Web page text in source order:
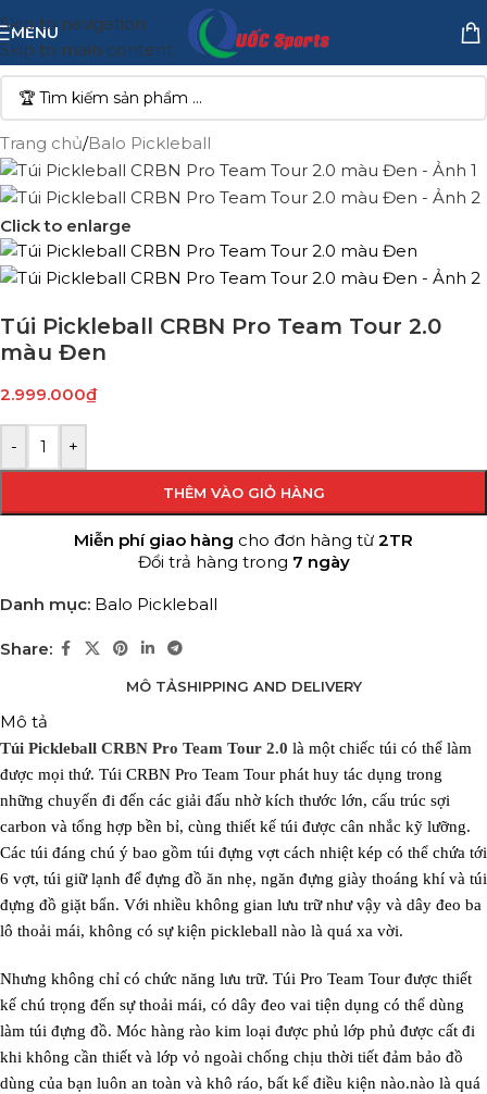
Skip to navigation
Skip to main content
MENU
Trang chủ/Balo Pickleball
Click to enlarge
Túi Pickleball CRBN Pro Team Tour 2.0
màu Đen
2.999.000₫
- +
THÊM VÀO GIỎ HÀNG
Miễn phí giao hàng cho đơn hàng từ 2TR
Đổi trả hàng trong 7 ngày
Danh mục: Balo Pickleball
Share:
MÔ TẢSHIPPING AND DELIVERY
Mô tả
Túi Pickleball CRBN Pro Team Tour 2.0 là một chiếc túi có thể làm
được mọi thứ. Túi CRBN Pro Team Tour phát huy tác dụng trong
những chuyến đi đến các giải đấu nhờ kích thước lớn, cấu trúc sợi
carbon và tổng hợp bền bỉ, cùng thiết kế túi được cân nhắc kỹ lưỡng.
Các túi đáng chú ý bao gồm túi đựng vợt cách nhiệt kép có thể chứa tới
6 vợt, túi giữ lạnh để đựng đồ ăn nhẹ, ngăn đựng giày thoáng khí và túi
đựng đồ giặt bẩn. Với nhiều không gian lưu trữ như vậy và dây đeo ba
lô thoải mái, không có sự kiện pickleball nào là quá xa vời.
Nhưng không chỉ có chức năng lưu trữ. Túi Pro Team Tour được thiết
kế chú trọng đến sự thoải mái, có dây đeo vai tiện dụng có thể dùng
làm túi đựng đồ. Móc hàng rào kim loại được phủ lớp phủ được cất đi
khi không cần thiết và lớp vỏ ngoài chống chịu thời tiết đảm bảo đồ
dùng của bạn luôn an toàn và khô ráo, bất kể điều kiện nào.nào là quá